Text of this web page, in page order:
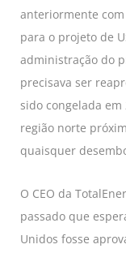
anteriormente
para o projeto de
administração do
precisava ser
sido congelada
região norte
quaisquer
O CEO da
passado que
Unidos fosse